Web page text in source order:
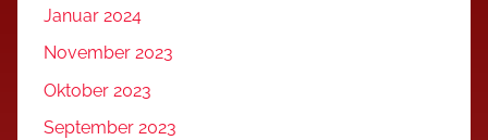
Januar 2024
November 2023
Oktober 2023
September 2023